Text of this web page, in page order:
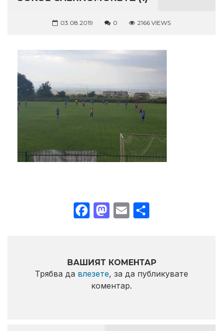
03.08.2019 0 2166 VIEWS
Facebook
Mastodon
Email
ВАШИЯТ КОМЕНТАР
Трябва да влезете, за да публикувате
коментар.